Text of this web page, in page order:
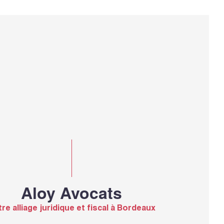
Aloy Avocats
alliage juridique et fiscal à Bordeaux